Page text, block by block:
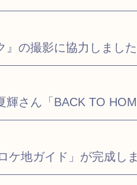
』の撮影に協力しまし
輝さん「BACK TO
ケ地ガイド」が完成し